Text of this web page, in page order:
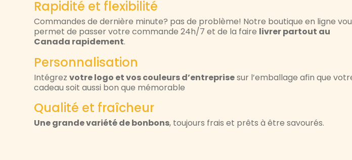
Rapidité et flexibilité​
Commandes de dernière minute? pas de problème! Notre boutique en ligne
permet de passer votre commande 24h/7 et de la faire livrer partout au
Canada rapidement.
Personnalisation
Intégrezvotre logo et vos couleurs d’entreprisesur l’emballage afin que
cadeau soit aussi bon que mémorable
Qualité et fraîcheur​
Une grande variété de bonbons, toujours frais et prêts à être savourés.